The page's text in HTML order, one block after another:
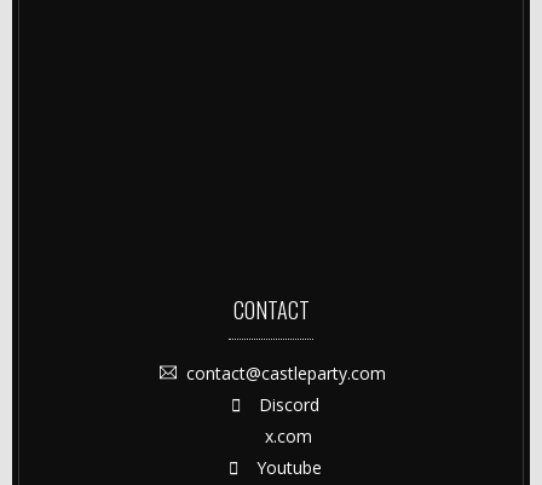
CONTACT
contact@castleparty.com
Discord
x.com
Youtube